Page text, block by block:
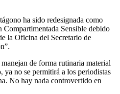
ha sido redesignada como
Sensible debido
la Oficina del Secretario de
de forma rutinaria material
no se permitirá a los periodistas
No hay nada controvertido en